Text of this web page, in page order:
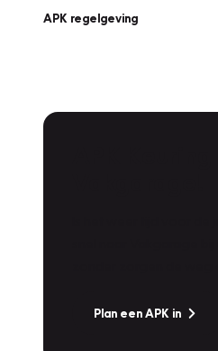
APK regelgeving
Plan een APK in